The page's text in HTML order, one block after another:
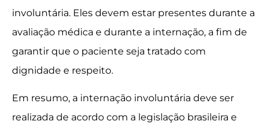
involuntária. Eles devem estar presentes durante a
avaliação médica e durante a internação, a fim de
garantir que o paciente seja tratado com
dignidade e respeito.
Em resumo, a internação involuntária deve ser
realizada de acordo com a legislação brasileira e